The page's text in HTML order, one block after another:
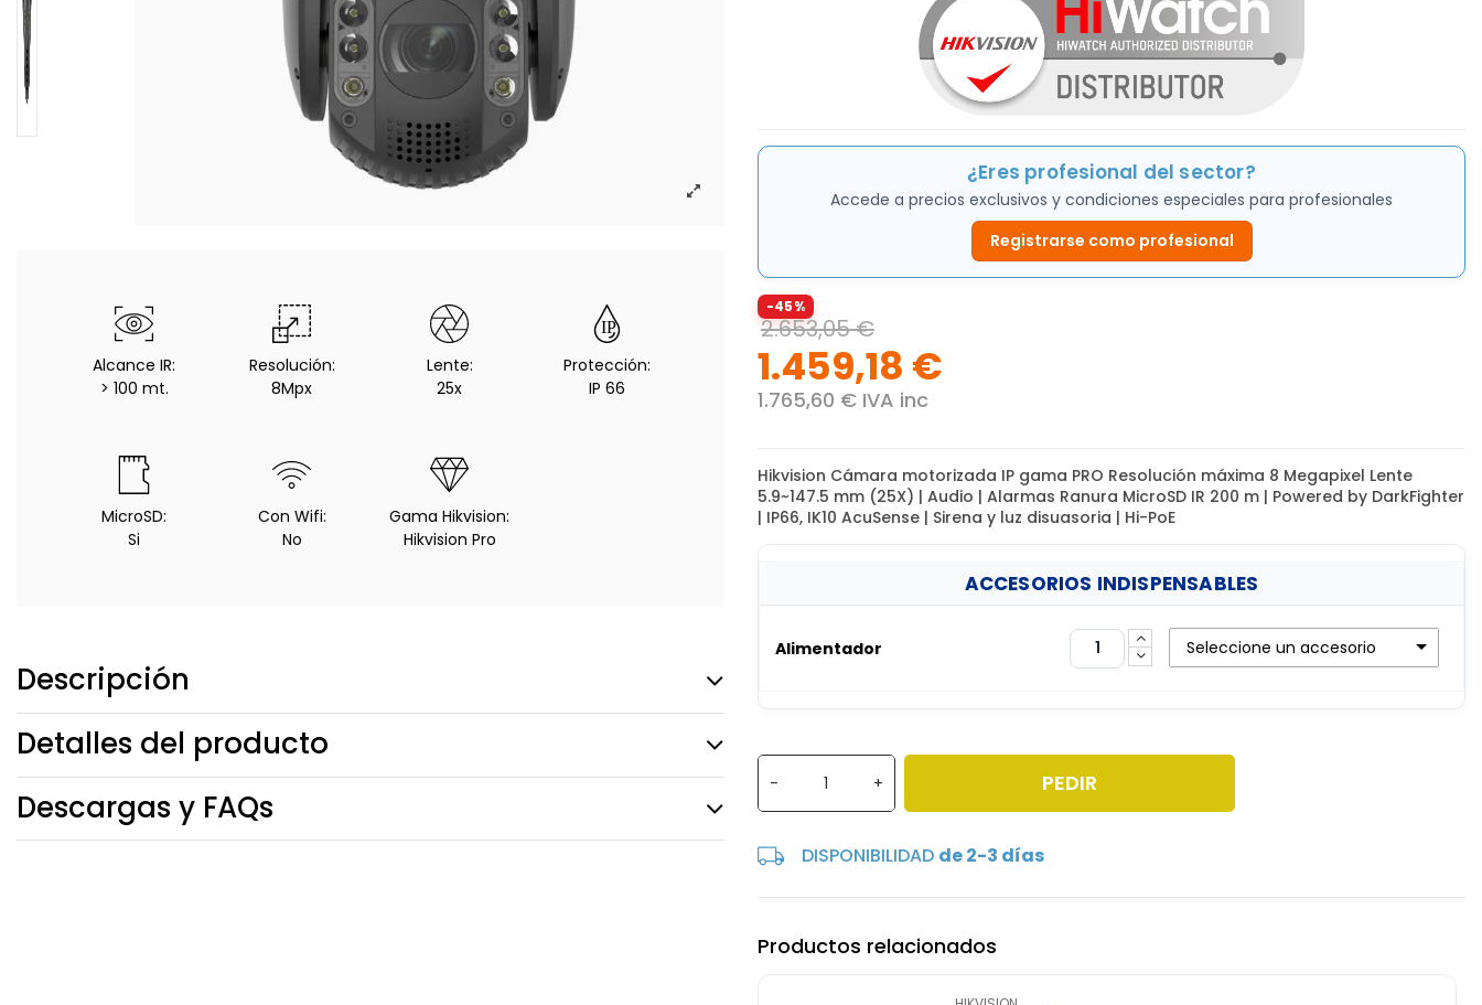
Alcance IR:
> 100 mt.
Resolución:
8Mpx
Lente:
25x
Protección:
IP 66
MicroSD:
Si
Con Wifi:
No
Gama Hikvision:
Hikvision Pro
Descripción
Detalles del producto
Descargas y FAQs
¿Eres profesional del sector?
Accede a precios exclusivos y condiciones especiales para profesionales
Registrarse como profesional
-45%
2.653,05 €
1.459,18 €
1.765,60 € IVA inc
Hikvision Cámara motorizada IP gama PRO Resolución máxima 8 Megapixel Lente
5.9~147.5 mm (25X) | Audio | Alarmas Ranura MicroSD IR 200 m | Powered by DarkFighter
| IP66, IK10 AcuSense | Sirena y luz disuasoria | Hi-PoE
ACCESORIOS INDISPENSABLES
Alimentador Seleccione un accesorio
- + PEDIR
DISPONIBILIDAD de 2-3 días
Productos relacionados